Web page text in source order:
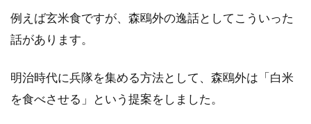
例えば玄米食ですが、森鴎外の逸話としてこういった
話があります。
明治時代に兵隊を集める方法として、森鴎外は「白米
を食べさせる」という提案をしました。